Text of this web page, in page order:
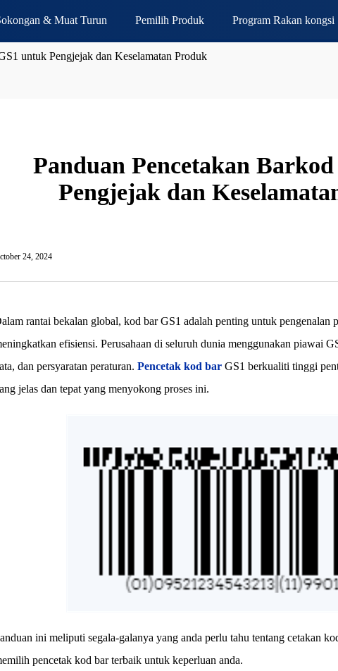
& Muat Turun Pemilih Produk Program Rakan kongsi
untuk Pengjejak dan Keselamatan Produk
Panduan Pencetakan
Pengjejak dan
24, 2024
rantai bekalan global, kod bar GS1 adalah penting untuk pengenalan
efisiensi. Perusahaan di seluruh dunia menggunakan piawai
dan persyaratan peraturan.Pencetak kod bar GS1 berkualiti tinggi
jelas dan tepat yang menyokong proses ini.
ini meliputi segala-galanya yang anda perlu tahu tentang cetakan
pencetak kod bar terbaik untuk keperluan anda.